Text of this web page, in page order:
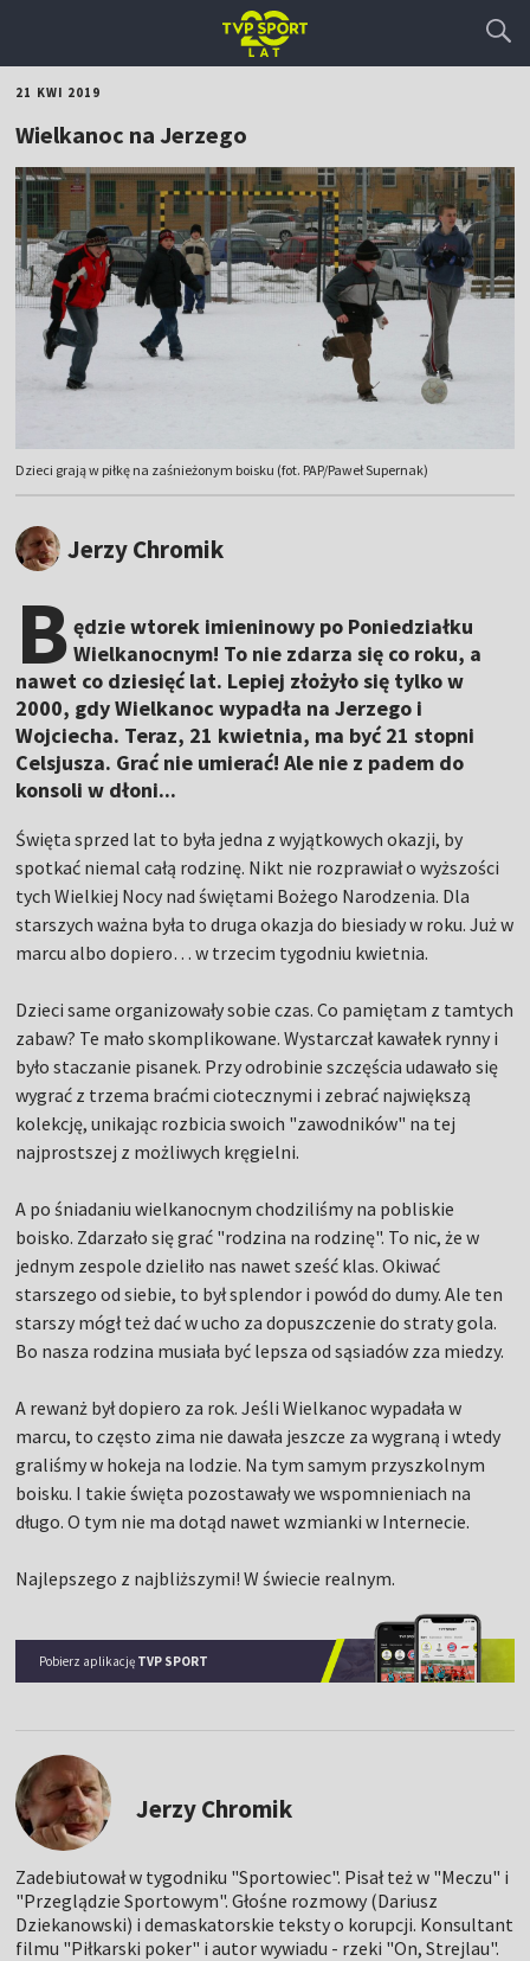
21 KWI 2019
Wielkanoc na Jerzego
Dzieci grają w piłkę na zaśnieżonym boisku (fot. PAP/Paweł Supernak)
Jerzy Chromik
B ędzie wtorek imieninowy po Poniedziałku
Wielkanocnym! To nie zdarza się co roku, a
nawet co dziesięć lat. Lepiej złożyło się tylko w
2000, gdy Wielkanoc wypadła na Jerzego i
Wojciecha. Teraz, 21 kwietnia, ma być 21 stopni
Celsjusza. Grać nie umierać! Ale nie z padem do
konsoli w dłoni...
Święta sprzed lat to była jedna z wyjątkowych okazji, by
spotkać niemal całą rodzinę. Nikt nie rozprawiał o wyższości
tych Wielkiej Nocy nad świętami Bożego Narodzenia. Dla
starszych ważna była to druga okazja do biesiady w roku. Już w
marcu albo dopiero… w trzecim tygodniu kwietnia.
Dzieci same organizowały sobie czas. Co pamiętam z tamtych
zabaw? Te mało skomplikowane. Wystarczał kawałek rynny i
było staczanie pisanek. Przy odrobinie szczęścia udawało się
wygrać z trzema braćmi ciotecznymi i zebrać największą
kolekcję, unikając rozbicia swoich "zawodników" na tej
najprostszej z możliwych kręgielni.
A po śniadaniu wielkanocnym chodziliśmy na pobliskie
boisko. Zdarzało się grać "rodzina na rodzinę". To nic, że w
jednym zespole dzieliło nas nawet sześć klas. Okiwać
starszego od siebie, to był splendor i powód do dumy. Ale ten
starszy mógł też dać w ucho za dopuszczenie do straty gola.
Bo nasza rodzina musiała być lepsza od sąsiadów zza miedzy.
A rewanż był dopiero za rok. Jeśli Wielkanoc wypadała w
marcu, to często zima nie dawała jeszcze za wygraną i wtedy
graliśmy w hokeja na lodzie. Na tym samym przyszkolnym
boisku. I takie święta pozostawały we wspomnieniach na
długo. O tym nie ma dotąd nawet wzmianki w Internecie.
Najlepszego z najbliższymi! W świecie realnym.
Pobierz aplikację TVP SPORT
Jerzy Chromik
Zadebiutował w tygodniku "Sportowiec". Pisał też w "Meczu" i
"Przeglądzie Sportowym". Głośne rozmowy (Dariusz
Dziekanowski) i demaskatorskie teksty o korupcji. Konsultant
filmu "Piłkarski poker" i autor wywiadu - rzeki "On, Strejlau".